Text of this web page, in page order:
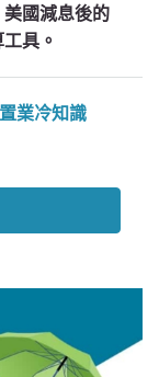
國減息後的
具。
置業冷知識